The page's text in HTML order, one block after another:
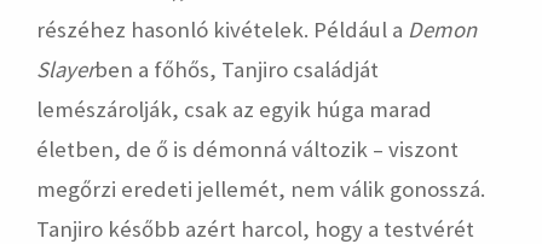
részéhez hasonló kivételek. Például a Demon
Slayerben a főhős, Tanjiro családját
lemészárolják, csak az egyik húga marad
életben, de ő is démonná változik – viszont
megőrzi eredeti jellemét, nem válik gonosszá.
Tanjiro később azért harcol, hogy a testvérét